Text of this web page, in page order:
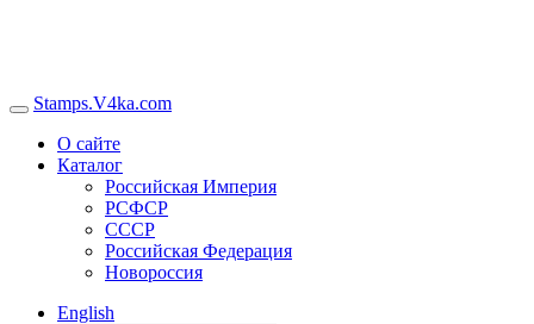
Stamps.V4ka.com
О сайте
Каталог
Российская Империя
РСФСР
СССР
Российская Федерация
Новороссия
English